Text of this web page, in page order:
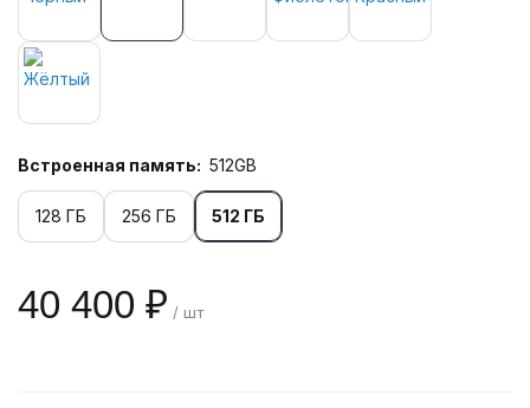
Встроенная память: 512GB
128 ГБ 256 ГБ 512 ГБ
40 400 ₽ / шт